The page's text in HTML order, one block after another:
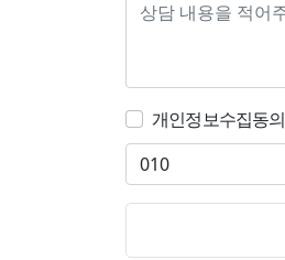
개인정보수집동의